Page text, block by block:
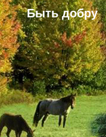
Быть добру